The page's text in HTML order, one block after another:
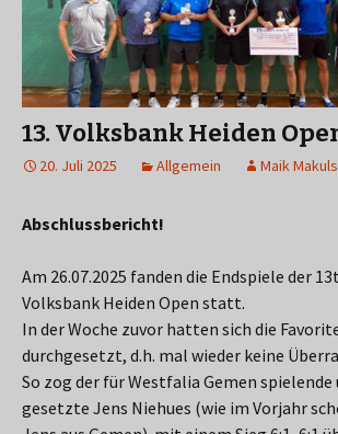
13. Volksbank Heiden
20. Juli 2025 Allgemein Maik
Abschlussbericht!
Am 26.07.2025 fanden die Endspiele der
Volksbank Heiden Open statt.
In der Woche zuvor hatten sich die
durchgesetzt, d.h. mal wieder keine
So zog der für Westfalia Gemen spielende
gesetzte Jens Niehues (wie im Vorjahr